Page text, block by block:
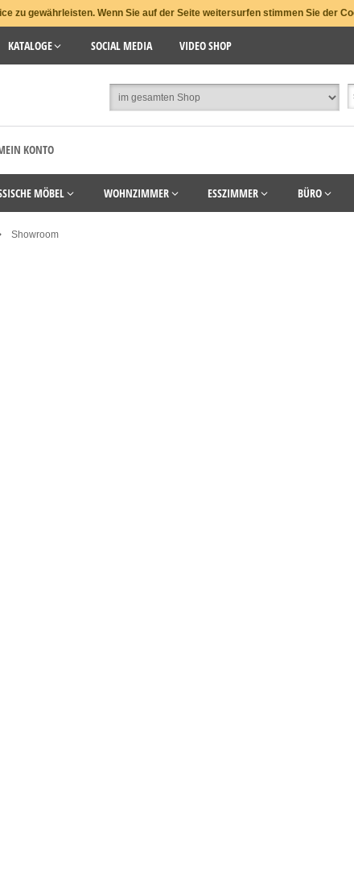
zu gewährleisten. Wenn Sie auf der Seite weitersurfen stimmen Sie der
KATALOGE SOCIAL MEDIA VIDEO SHOP
KONTO
MÖBEL WOHNZIMMER ESSZIMMER BÜRO
Showroom